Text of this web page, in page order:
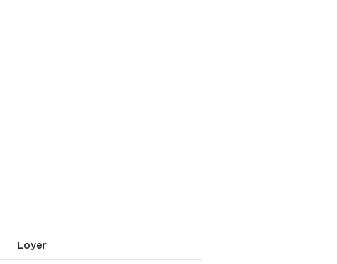
Loyer